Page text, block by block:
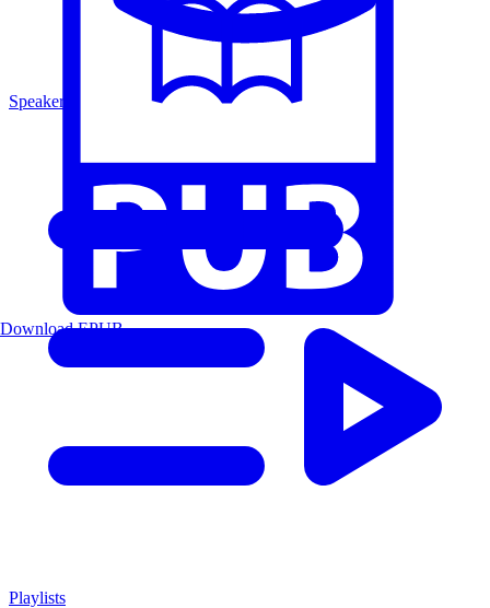
Speakers
Playlists
Download EPUB